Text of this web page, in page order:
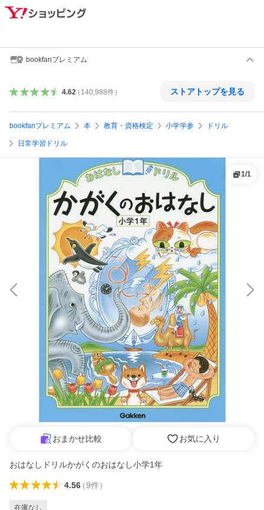
bookfanプレミアム
4.62（ 140,988件） ストアトップを見る
bookfanプレミアム 本 教育・資格検定 小学学参 ドリル
日常学習ドリル
1/1
おまかせ比較 お気に入り
おはなしドリルかがくのおはなし小学1年
4.56（9件）
在庫なし